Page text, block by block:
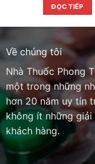
ĐỌC TIẾP
Về chúng tôi
Nhà Thuốc Phong
một trong những
hơn 20 năm uy tín
không ít những
khách hàng.